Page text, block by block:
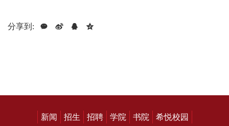
分享到:
新闻 招生 招聘 学院 书院 希悦校园